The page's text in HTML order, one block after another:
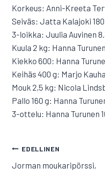
Korkeus: Anni-Kreeta
Seiväs: Jatta Kalajoki 180
3-loikka: Juulia Auvinen
Kuula 2 kg: Hanna
Kiekko 600: Hanna
Keihäs 400 g: Marjo
Mouk 2,5 kg: Nicola
Pallo 160 g: Hanna
3-ottelu: Hanna Turunen
ARTIKKELIEN
SELAUS
EDELLINEN
Jorman moukaripörssi,